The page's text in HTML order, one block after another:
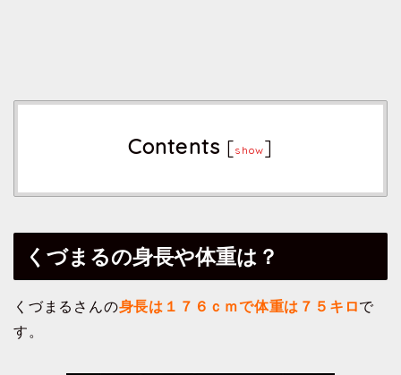
Contents [show]
くづまるの身長や体重は？
くづまるさんの身長は１７６ｃｍで体重は７５キロで
す。